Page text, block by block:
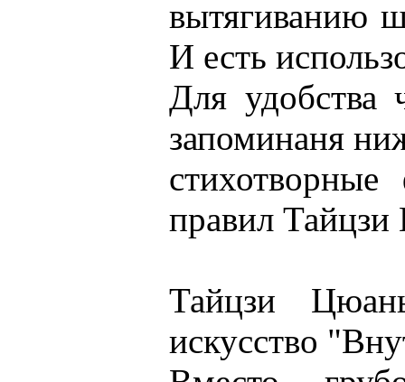
вытягиванию
И есть
Для удобства
запоминаня
правил
Тайцзи
искусство